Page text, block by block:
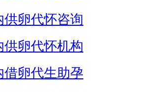
供卵代怀咨询
供卵代怀机构
借卵代生助孕